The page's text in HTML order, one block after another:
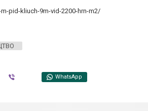
pid-kliuch-9m-vid-2200-hrn-m2/
WhatsApp